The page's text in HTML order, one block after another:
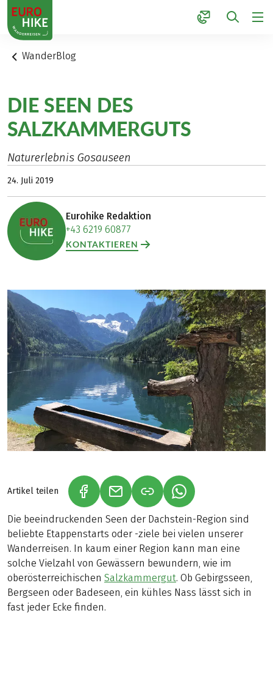
1
WanderBlog
DIE SEEN DES
SALZKAMMERGUTS
Naturerlebnis Gosauseen
24. Juli 2019
Eurohike Redaktion
+43 6219 60877
KONTAKTIEREN
Artikel teilen (LINK ÖFFNET IN NEUEM TAB)
(LINK ÖFFNET IN NEUEM TAB)
(LINK ÖFFNET IN
Die beeindruckenden Seen der Dachstein-Region sind
beliebte Etappenstarts oder -ziele bei vielen unserer
Wanderreisen. In kaum einer Region kann man eine
solche Vielzahl von Gewässern bewundern, wie im
oberösterreichischen Salzkammergut. Ob Gebirgsseen,
Bergseen oder Badeseen, ein kühles Nass lässt sich in
fast jeder Ecke finden.